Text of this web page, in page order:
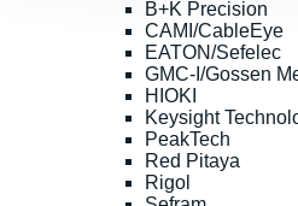
B+K Precision
CAMI/CableEye
EATON/Sefelec
GMC-I/Gossen
HIOKI
Keysight
PeakTech
Red Pitaya
Rigol